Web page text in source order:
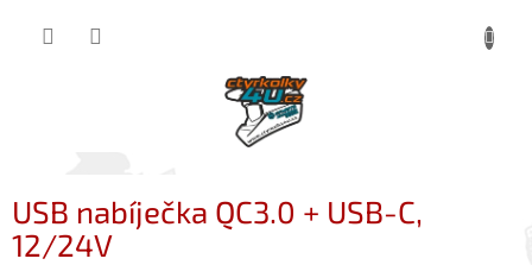
USB nabíječka QC3.0 + USB-C,
12/24V